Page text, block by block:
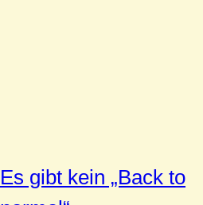
Es gibt kein „Back to